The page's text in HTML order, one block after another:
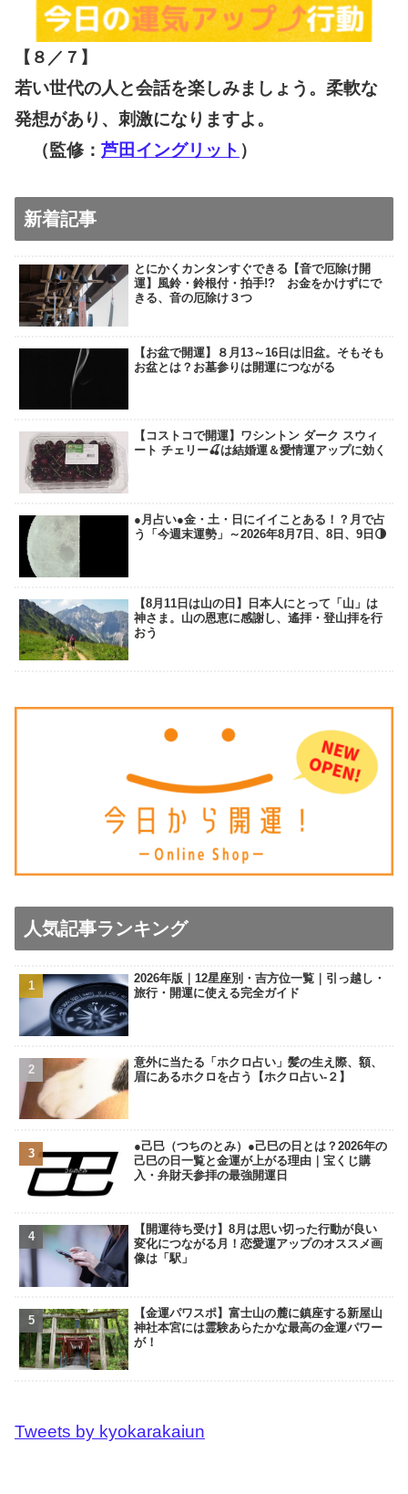
【８／７ 】
若い世代の人と会話を楽しみましょう。柔軟な
発想があり、刺激になりますよ。
（監修： 芦田イングリット ）
新着記事
とにかくカンタンすぐできる【音で厄除け開
運】風鈴・鈴根付・拍手!? お金をかけずにで
きる、音の厄除け３つ
【お盆で開運】８月13～16日は旧盆。そもそも
お盆とは？お墓参りは開運につながる
【コストコで開運】ワシントン ダーク スウィ
ート チェリー🍒は結婚運＆愛情運アップに効く
●月占い●金・土・日にイイことある！？月で占
う「今週末運勢」～2026年8月7日、8日、9日🌗
【8月11日は山の日】日本人にとって「山」は
神さま。山の恩恵に感謝し、遙拝・登山拝を行
おう
人気記事ランキング
2026年版｜12星座別・吉方位一覧｜引っ越し・
旅行・開運に使える完全ガイド
意外に当たる「ホクロ占い」髪の生え際、額、
眉にあるホクロを占う【ホクロ占い‐２】
●己巳（つちのとみ）●己巳の日とは？2026年の
己巳の日一覧と金運が上がる理由｜宝くじ購
入・弁財天参拝の最強開運日
【開運待ち受け】8月は思い切った行動が良い
変化につながる月！恋愛運アップのオススメ画
像は「駅」
【金運パワスポ】富士山の麓に鎮座する新屋山
神社本宮には霊験あらたかな最高の金運パワー
が！
Tweets by kyokarakaiun